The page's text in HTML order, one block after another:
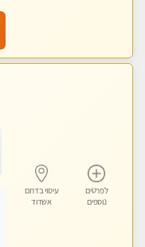
לפרטים
נוספים
עיסוי בדרום
אשדוד